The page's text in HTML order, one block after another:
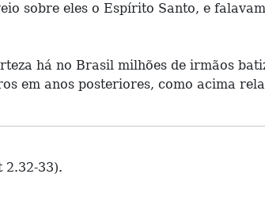
sobre eles o Espírito Santo, e
há no Brasil milhões de irmãos
em anos posteriores, como acima
2.32-33).